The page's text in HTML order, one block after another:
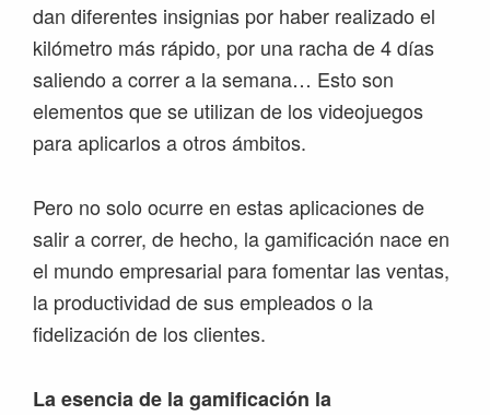
dan diferentes insignias por haber realizado el
kilómetro más rápido, por una racha de 4 días
saliendo a correr a la semana… Esto son
elementos que se utilizan de los videojuegos
para aplicarlos a otros ámbitos.
Pero no solo ocurre en estas aplicaciones de
salir a correr, de hecho, la gamificación nace en
el mundo empresarial para fomentar las ventas,
la productividad de sus empleados o la
fidelización de los clientes.
La esencia de la gamificación la